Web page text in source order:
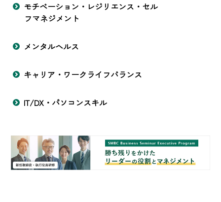
モチベーション・レジリエンス・セル
フマネジメント
メンタルヘルス
キャリア・ワークライフバランス
IT/DX・パソコンスキル